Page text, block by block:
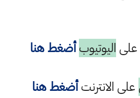
على اليوتيوب أضغط هنا
على الانترنتأضغط هنا